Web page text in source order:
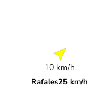
10 km/h
Rafales25 km/h